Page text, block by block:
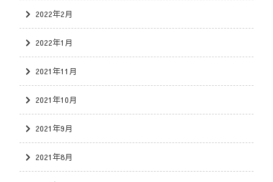
2022年2月
2022年1月
2021年11月
2021年10月
2021年9月
2021年8月